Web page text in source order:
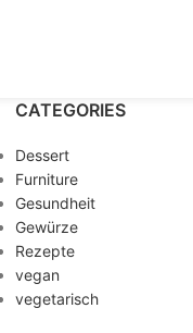
CATEGORIES
Dessert
Furniture
Gesundheit
Gewürze
Rezepte
vegan
vegetarisch